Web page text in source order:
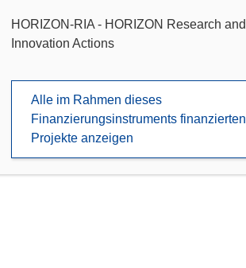
HORIZON-RIA - HORIZON Research and
Innovation Actions
Alle im Rahmen dieses
Finanzierungsinstruments finanzierten
Projekte anzeigen